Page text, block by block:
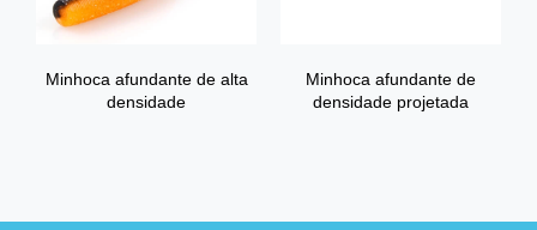
Minhoca afundante de alta
densidade
Minhoca afundante de
densidade projetada